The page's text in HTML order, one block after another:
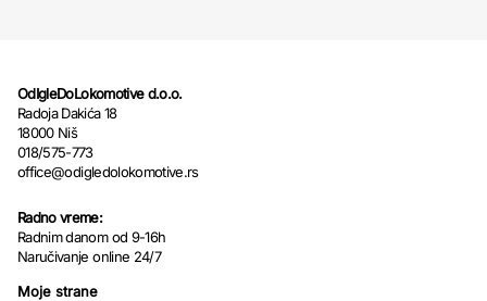
OdIgleDoLokomotive d.o.o.
Radoja Dakića 18
18000 Niš
018/575-773
office@odigledolokomotive.rs
Radno vreme:
Radnim danom od 9-16h
Naručivanje online 24/7
Moje strane